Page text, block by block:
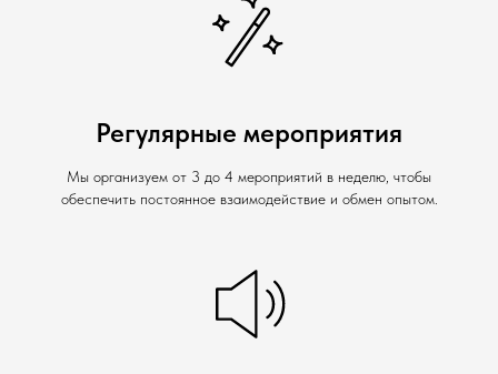
Регулярные мероприятия
Мы организуем от 3 до 4 мероприятий в неделю, чтобы
обеспечить постоянное взаимодействие и обмен опытом.